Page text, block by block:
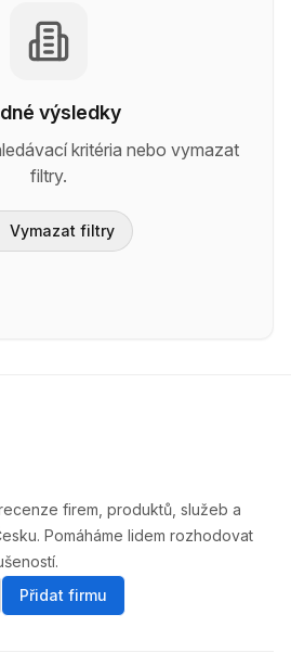
výsledky
kritéria nebo vymazat
filtry.
Vymazat filtry
firem, produktů, služeb a
Pomáháme lidem rozhodovat
Přidat firmu